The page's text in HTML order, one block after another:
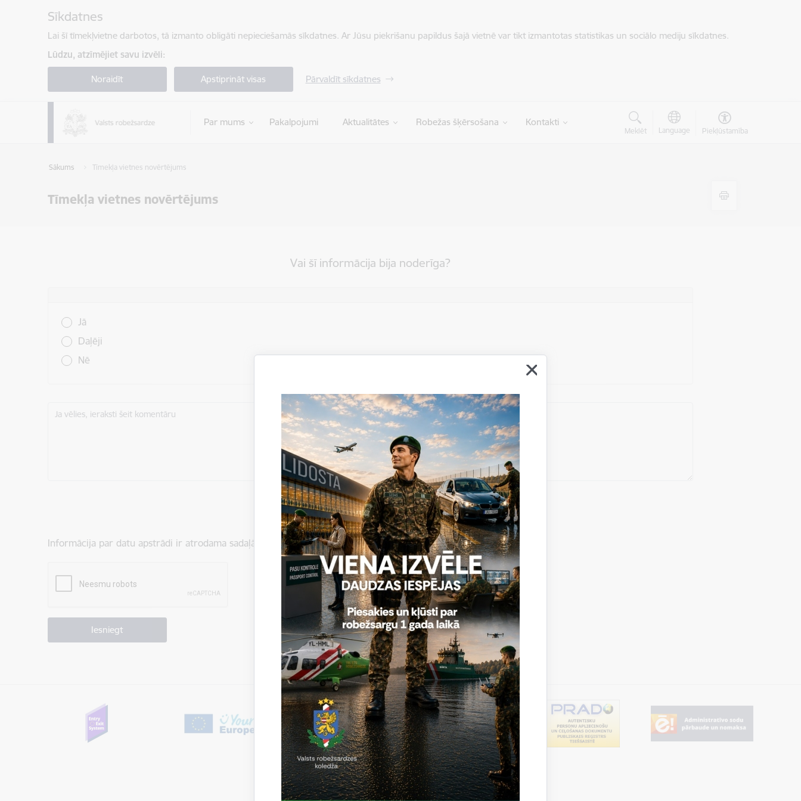
Sīkdatnes
Lai šī tīmekļvietne darbotos, tā izmanto obligāti nepieciešamās sīkdatnes. Ar Jūsu piekrišanu papildus šajā vietnē var tikt izmantotas statistikas un sociālo mediju sīkdatnes.
Lūdzu, atzīmējiet savu izvēli:
Noraidīt Apstiprināt visas Pārvaldīt sīkdatnes
Par mums Pakalpojumi Aktualitātes Robežas šķērsošana Kontakti
Meklēt Language Piekļūstamība
Sākums Tīmekļa vietnes novērtējums
Tīmekļa vietnes novērtējums
Vai šī informācija bija noderīga?
Jā
Daļēji
Nē
Ja vēlies, ieraksti šeit komentāru
Vēlos atstāt savu e-pastu saziņai
Informācija par datu apstrādi ir atrodama sadaļā: Privātuma politika
Vai šī informācija bija noderīga?